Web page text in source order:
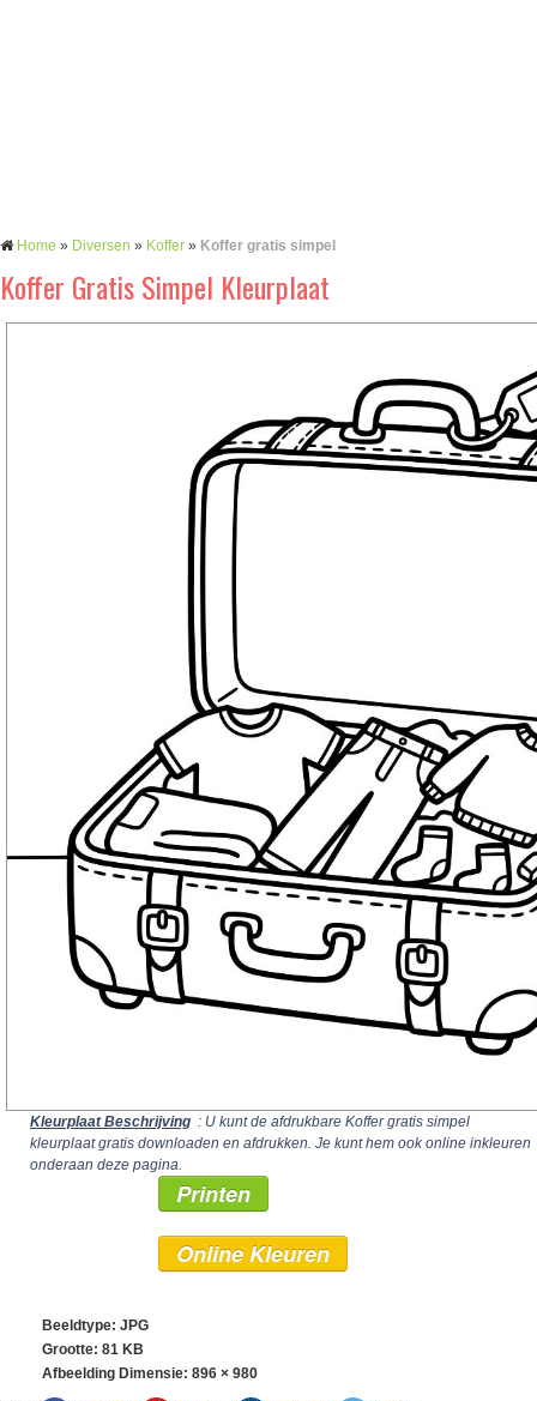
Home » Diversen » Koffer » Koffer gratis simpel
Koffer Gratis Simpel Kleurplaat
Kleurplaat Beschrijving : U kunt de afdrukbare Koffer gratis simpel
kleurplaat gratis downloaden en afdrukken. Je kunt hem ook online inkleuren
onderaan deze pagina.
Printen
Online Kleuren
Beeldtype: JPG
Grootte: 81 KB
Afbeelding Dimensie: 896 × 980